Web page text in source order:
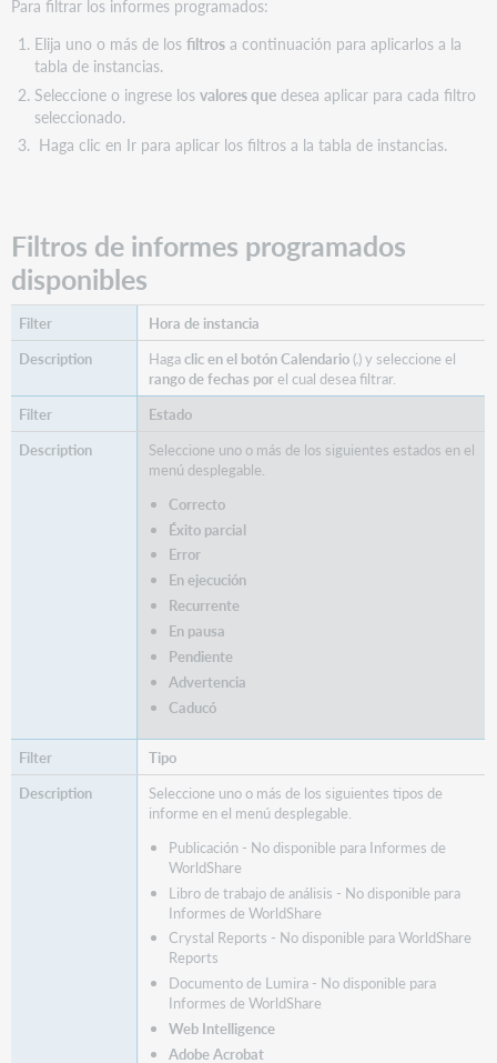
Eliminar
instancias
de
programados
Eliminar
una
informe
programado
Eliminar
instancias
informe
programado
Reprogramar
informes
programados
Para filtrar los informes programados:
Elija uno o más de los filtrosa continuación para aplicarlos a la
tabla de instancias.
Seleccione o ingrese los valores quedesea aplicar para cada filtro
seleccionado.
Haga clic en Ir para aplicar los filtros a la tabla de instancias.
Filtros de informes programados
disponibles
Hora de instancia
Hagaclic en el botón Calendario() y seleccione el
rango de fechas porel cual desea filtrar.
Estado
Seleccione uno o más de los siguientes estados en el
menú desplegable.
Correcto
Éxito parcial
Error
En ejecución
Recurrente
En pausa
Pendiente
Advertencia
Caducó
Tipo
Seleccione uno o más de los siguientes tipos de
informe en el menú desplegable.
Publicación - No disponible para Informes de
WorldShare
Libro de trabajo de análisis - No disponible para
Informes de WorldShare
Crystal Reports - No disponible para WorldShare
Reports
Documento de Lumira - No disponible para
Informes de WorldShare
Web Intelligence
Adobe Acrobat